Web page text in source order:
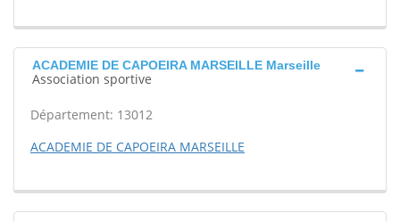
ACADEMIE DE CAPOEIRA MARSEILLE Marseille
Association sportive
Département: 13012
ACADEMIE DE CAPOEIRA MARSEILLE